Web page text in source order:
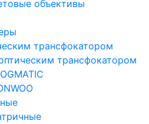
объективы
трансфокатором
трансфокатором